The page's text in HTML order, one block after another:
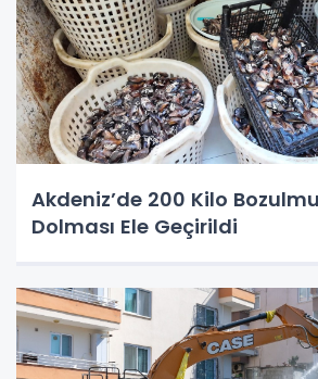
Akdeniz’de 200 Kilo
Dolması Ele Geçirildi